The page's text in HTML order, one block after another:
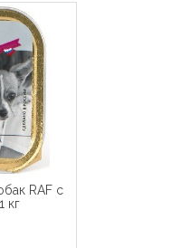
RAF с
кг